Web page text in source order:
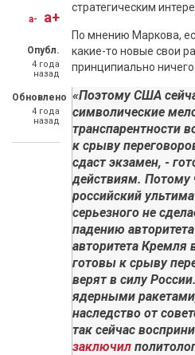
a- a+
Опубл.
4 года
назад
Обновлено
4 года
назад
стратегическим
По мнению Маркова,
какие-то новые свои
принципиально
«Поэтому США
символические
транспарентности
к срыву
сдаст экзамен, -
действиям. Потому
российский
серьезного не
падению
авторитета
готовы к срыву
верят в силу
ядерными
наследство от
так сейчас
заключил